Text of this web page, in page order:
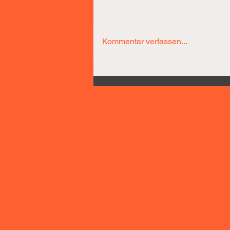
Díaz-Team führt nach 25
Minuten bereits mit 31
Kommentar verfassen...